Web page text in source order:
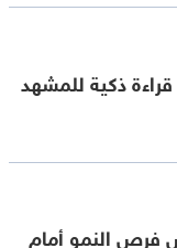
ذكية للمشهد
النمو أمام